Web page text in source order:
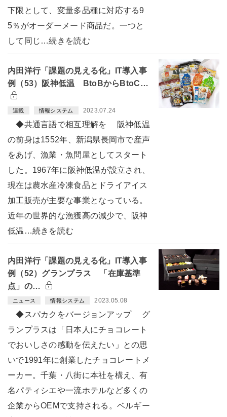
下限として、変量多品種に対応する9
5％がオーダーメード商品だ。一つと
して同じ…続きを読む
内田洋行「課題の見える化」IT導入事
例（53）阪神低温 BtoBからBtoC…
連載 情報システム 2023.07.24
◆共通言語で相互理解を 阪神低温
の前身は1552年、新潟県長岡市で産声
をあげ、漁業・魚問屋としてスタート
した。1967年に阪神低温が設立され、
現在は農水産冷凍食品とドライアイス
加工販売が主要な事業となっている。
近年の世界的な漁獲高の減少で、阪神
低温…続きを読む
内田洋行「課題の見える化」IT導入事
例（52）グランプラス 「在庫基準
点」の…
ニュース 情報システム 2023.05.08
◆スパカクをバージョンアップ グ
ランプラスは「日本人にチョコレート
でおいしさの感動を伝えたい」との思
いで1991年に創業したチョコレートメ
ーカー。千葉・八街に本社を構え、有
名パティシエや一流ホテルなど多くの
企業からOEMで支持される。ベルギー